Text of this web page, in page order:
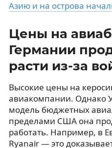
Азию и на острова
Цены на
Германии
расти из-за
Высокие цены на
авиакомпании. Однако
модель бюджетных
пределами США она
работать. Например, в
Ryanair — это